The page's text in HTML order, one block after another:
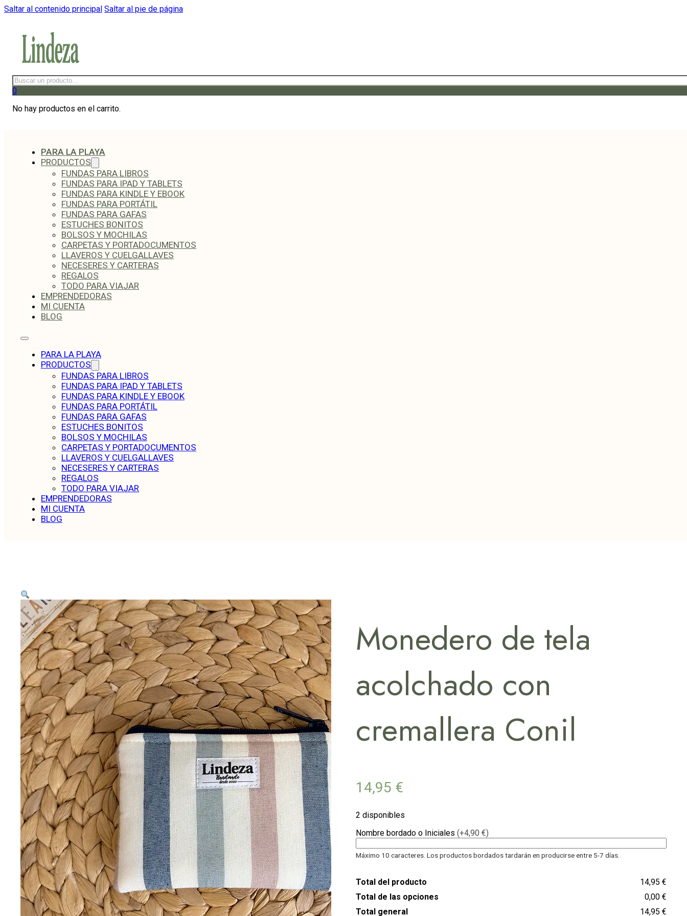
Saltar al contenido principal Saltar al pie de página
Buscar
0
No hay productos en el carrito.
PARA LA PLAYA
PRODUCTOS
FUNDAS PARA LIBROS
FUNDAS PARA IPAD Y TABLETS
FUNDAS PARA KINDLE Y EBOOK
FUNDAS PARA PORTÁTIL
FUNDAS PARA GAFAS
ESTUCHES BONITOS
BOLSOS Y MOCHILAS
CARPETAS Y PORTADOCUMENTOS
LLAVEROS Y CUELGALLAVES
NECESERES Y CARTERAS
REGALOS
TODO PARA VIAJAR
EMPRENDEDORAS
MI CUENTA
BLOG
PARA LA PLAYA
PRODUCTOS
FUNDAS PARA LIBROS
FUNDAS PARA IPAD Y TABLETS
FUNDAS PARA KINDLE Y EBOOK
FUNDAS PARA PORTÁTIL
FUNDAS PARA GAFAS
ESTUCHES BONITOS
BOLSOS Y MOCHILAS
CARPETAS Y PORTADOCUMENTOS
LLAVEROS Y CUELGALLAVES
NECESERES Y CARTERAS
REGALOS
TODO PARA VIAJAR
EMPRENDEDORAS
MI CUENTA
BLOG
Monedero de tela
acolchado con
cremallera Conil
14,95 €
2 disponibles
Nombre bordado o Iniciales (+4,90 €)
Máximo 10 caracteres. Los productos bordados tardarán en producirse entre 5-7 días.
Total del producto
14,95 €
Total de las opciones
0,00 €
Total general
14,95 €